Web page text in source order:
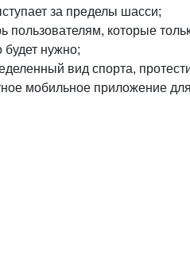
за пределы шасси;
которые
будет нужно;
вид спорта,
мобильное приложение